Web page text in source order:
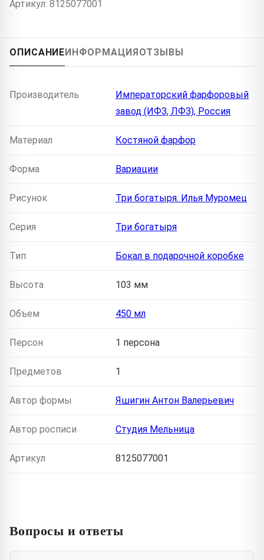
Артикул: 8125077001
ОПИСАНИЕИНФОРМАЦИЯОТЗЫВЫ
Производитель
Императорский фарфоровый
завод (ИФЗ, ЛФЗ), Россия
Материал Костяной фарфор
Форма Вариации
Рисунок Три богатыря. Илья Муромец
Серия Три богатыря
Тип Бокал в подарочной коробке
Высота 103 мм
Объем 450 мл
Персон 1 персона
Предметов 1
Автор формы Яшигин Антон Валерьевич
Автор росписи Студия Мельница
Артикул 8125077001
Вопросы и ответы